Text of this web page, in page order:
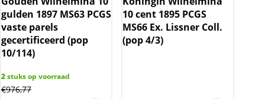
gulden 1897 MS63 PCGS
vaste parels
gecertificeerd (pop
10/114)
2stuks op voorraad
€976,77
10 cent 1895 PCGS
MS66 Ex. Lissner Coll.
(pop 4/3)